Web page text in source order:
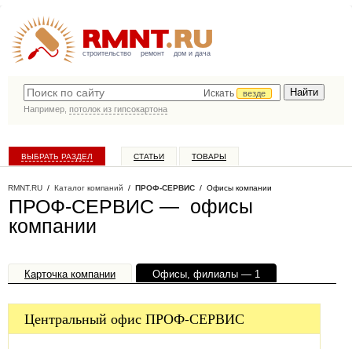
строительство ремонт дом и дача
Искать
везде
Например, потолок из гипсокартона
ВЫБРАТЬ РАЗДЕЛ СТАТЬИ ТОВАРЫ
RMNT.RU / Каталог компаний / ПРОФ-СЕРВИС / Офисы компании
ПРОФ-СЕРВИС — офисы
компании
Карточка компании Офисы, филиалы — 1
Центральный офис ПРОФ-СЕРВИС